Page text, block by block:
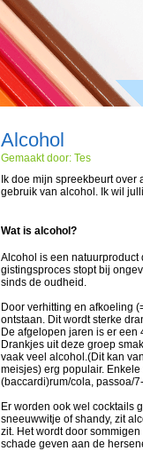
Alcohol
Gemaakt door: Tes
Ik doe mijn spreekbeurt
gebruik van alcohol. Ik wil
Wat is alcohol?
Alcohol is een natuurproduct
gistingsproces stopt bij
sinds de oudheid.
Door verhitting en afkoeling
ontstaan. Dit wordt sterke
De afgelopen jaren is er
Drankjes uit deze groep
vaak veel alcohol.(Dit kan
meisjes) erg populair.
(baccardi)rum/cola, passoa/
Er worden ook wel cocktails
sneeuwwitje of shandy, zit
zit. Het wordt door
schade geven aan de